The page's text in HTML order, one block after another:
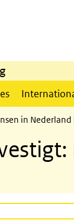
in Nederland